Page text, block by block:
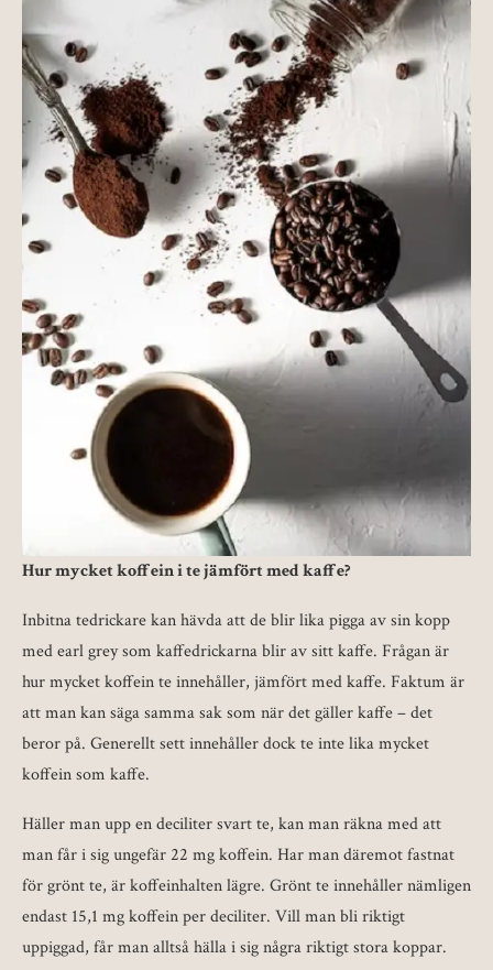
Hur mycket koffein i te jämfört med kaffe?
Inbitna tedrickare kan hävda att de blir lika pigga av sin kopp
med earl grey som kaffedrickarna blir av sitt kaffe. Frågan är
hur mycket koffein te innehåller, jämfört med kaffe. Faktum är
att man kan säga samma sak som när det gäller kaffe – det
beror på. Generellt sett innehåller dock te inte lika mycket
koffein som kaffe.
Häller man upp en deciliter svart te, kan man räkna med att
man får i sig ungefär 22 mg koffein. Har man däremot fastnat
för grönt te, är koffeinhalten lägre. Grönt te innehåller nämligen
endast 15,1 mg koffein per deciliter. Vill man bli riktigt
uppiggad, får man alltså hälla i sig några riktigt stora koppar.